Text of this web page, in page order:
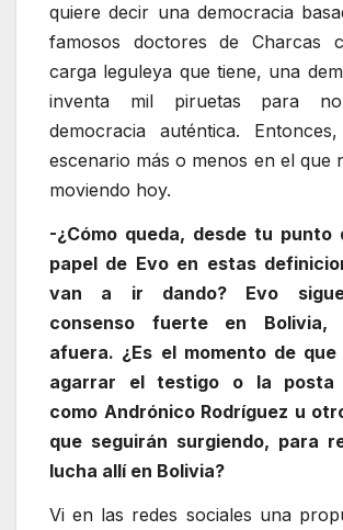
quiere decir una democracia
famosos doctores de Charcas
carga leguleya que tiene, una
inventa mil piruetas para
democracia auténtica.
escenario más o menos en el que
moviendo hoy.
-¿Cómo queda, desde tu punto
papel de Evo en estas
van a ir dando? Evo
consenso fuerte en Bolivia,
afuera. ¿Es el momento de
agarrar el testigo o la posta
como Andrónico Rodríguez u
que seguirán surgiendo, para
lucha allí en Bolivia?
Vi en las redes sociales una